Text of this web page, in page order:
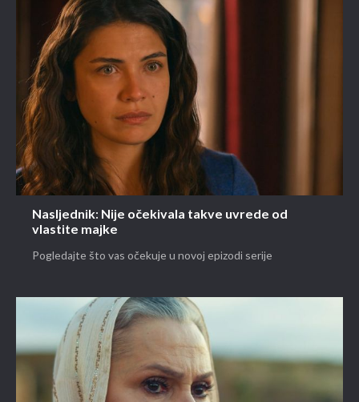
Nasljednik: Nije očekivala takve uvrede od
vlastite majke
Pogledajte što vas očekuje u novoj epizodi serije